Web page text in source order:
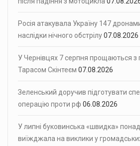
Росія атакувала Україну 147
наслідки нічного обстрілу07.08.2026
У Чернівцях 7 серпня прощаються з
Тарасом Скінтеєм 07.08.2026
Зеленський доручив підготувати
операцію проти рф 06.08.2026
У липні буковинська «швидка» понад
виїжджала на виклики у